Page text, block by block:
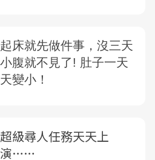
超級尋人任務天天上
演……